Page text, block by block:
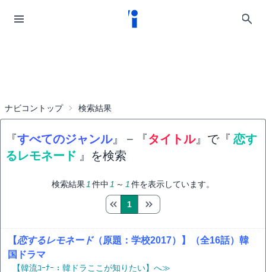
ナビコントップ 検索結果
『すべてのジャンル』 − 『タイトル』で『 恋す
るレモネード 』を検索
検索結果 1 件中 1 ～ 1 件を表示しています。
1
【恋するレモネード（原題：学校2017）】（全16話）韓
国ドラマ
【韓流ｺｰﾅｰ：韓ドラここが知りたい】へ≫